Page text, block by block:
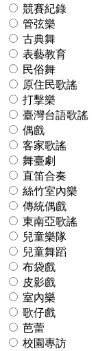
競賽紀錄
管弦樂
古典舞
表藝教育
民俗舞
原住民歌謠
打擊樂
臺灣台語歌謠
偶戲
客家歌謠
舞臺劇
直笛合奏
絲竹室內樂
傳統偶戲
東南亞歌謠
兒童樂隊
兒童舞蹈
布袋戲
皮影戲
室內樂
歌仔戲
芭蕾
校園專訪